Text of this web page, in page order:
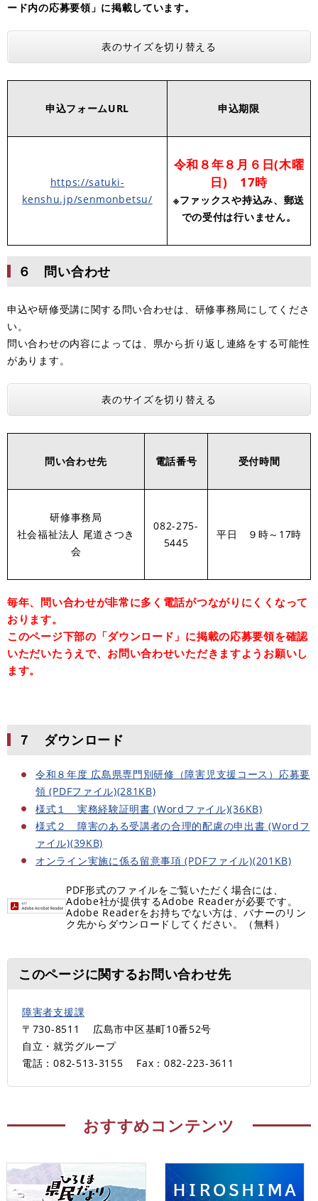
ード内の応募要領」に掲載しています。
表のサイズを切り替える
申込フォームURL 申込期限
https://satuki-
kenshu.jp/senmonbetsu/
令和８年８月６日(木曜
日) 17時
※ファックスや持込み、郵送
での受付は行いません。
６ 問い合わせ
申込や研修受講に関する問い合わせは、研修事務局にしてくださ
い。
問い合わせの内容によっては、県から折り返し連絡をする可能性
があります。
表のサイズを切り替える
問い合わせ先 電話番号 受付時間
研修事務局
社会福祉法人 尾道さつき
会
082-275-
5445
平日 ９時～17時
毎年、問い合わせが非常に多く電話がつながりにくくなって
おります。
このページ下部の「ダウンロード」に掲載の応募要領を確認
いただいたうえで、お問い合わせいただきますようお願いし
ます。
７ ダウンロード
令和８年度 広島県専門別研修（障害児支援コース）応募要
領 (PDFファイル)(281KB)
様式１ 実務経験証明書 (Wordファイル)(36KB)
様式２ 障害のある受講者の合理的配慮の申出書 (Wordフ
ァイル)(39KB)
オンライン実施に係る留意事項 (PDFファイル)(201KB)
PDF形式のファイルをご覧いただく場合には、
Adobe社が提供するAdobe Readerが必要です。
Adobe Readerをお持ちでない方は、バナーのリン
ク先からダウンロードしてください。（無料）
このページに関するお問い合わせ先
障害者支援課
〒730-8511
広島市中区基町10番52号
自立・就労グループ
電話：082-513-3155
Fax：082-223-3611
おすすめコンテンツ